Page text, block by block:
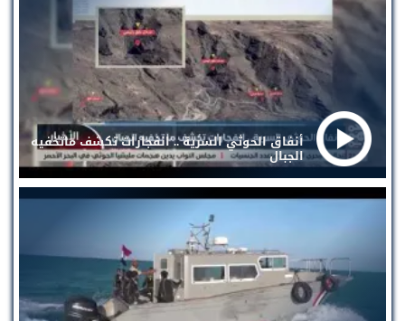
أنفاق الحوثي السرية .. انفجارات تكشف ماتخفيه
الجبال